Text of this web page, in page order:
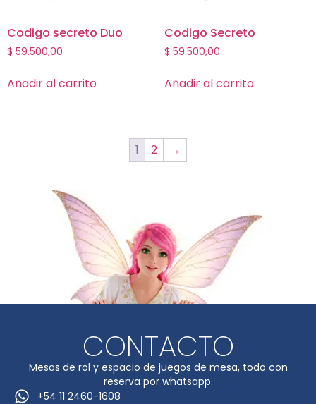
Codigo secreto Duo
$ 59.500,00
Añadir al carrito
Codigo Secreto
$ 59.500,00
Añadir al carrito
1 2 →
CONTACTO
Mesas de rol y espacio de juegos de mesa, todo con
reserva por whatsapp.
+54 11 2460-1608